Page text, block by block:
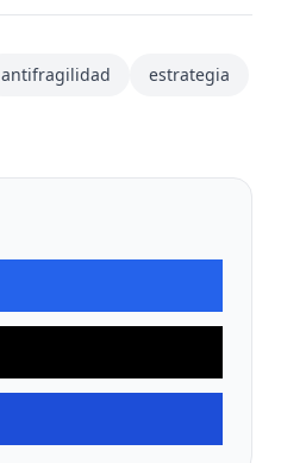
antifragilidad
estrategia